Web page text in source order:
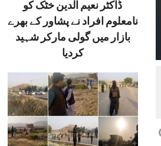
ڈاکٹر نعیم الدین خٹک کو
نامعلوم افراد نے پشاور کے بھرے
بازار میں گولی مارکر شہید
کردیا